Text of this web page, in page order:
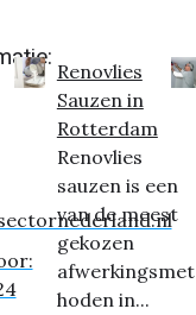
Renovlies
Sauzen in
Rotterdam
Renovlies
sauzen is een
van de meest
gekozen
afwerkingsmet
hoden in...